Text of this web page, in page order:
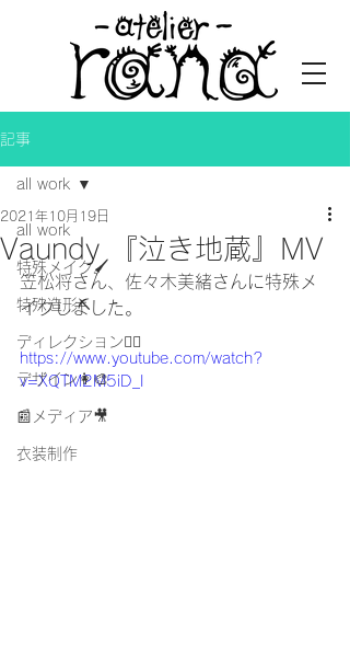
記事
all work
特殊メイク🖌
特殊造形⛏
ディレクション👯‍♀️
デザイン👩‍🎨
📰メディア🎥
衣装制作
all work
Vaundy 『泣き地蔵』MV
2021年10月19日
笠松将さん、佐々木美緒さんに特殊メ
イクしました。
https://www.youtube.com/watch?
v=XQTM2M5iD_I